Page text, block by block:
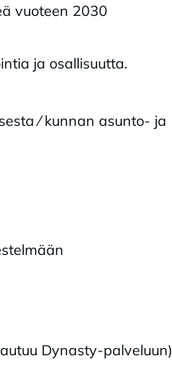
vuoteen 2030
ja osallisuutta.
⁄ kunnan asunto- ja
Dynasty-palveluun)